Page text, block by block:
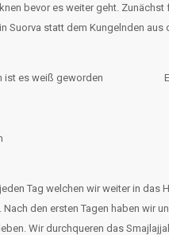
bevor es weiter geht.
Suorva statt dem Kungelnden aus
ist es weiß geworden
Tag welchen wir weiter in
den ersten Tagen haben wir
Wir durchqueren das